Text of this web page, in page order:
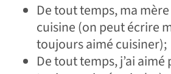
De tout temps, ma
cuisine (on peut écrire
toujours aimé cuisiner);
De tout temps, j’ai aimé